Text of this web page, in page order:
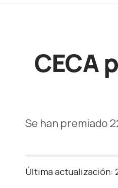
CECA
Se han premiado
Última actualización: